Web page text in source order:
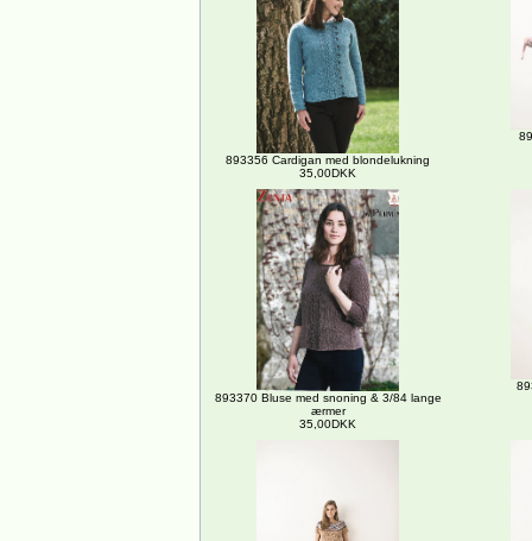
893356 Cardigan med blondelukning
35,00DKK
893370 Bluse med snoning & 3/84 lange
ærmer
35,00DKK